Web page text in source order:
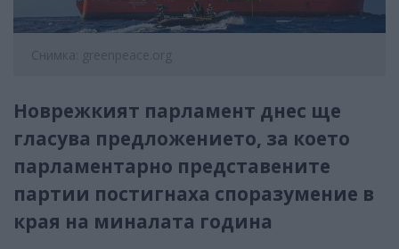
Снимка: greenpeace.org
Новрежкият парламент днес ще
гласува предложението, за което
парламентарно представените
партии постигнаха споразумение в
края на миналата година